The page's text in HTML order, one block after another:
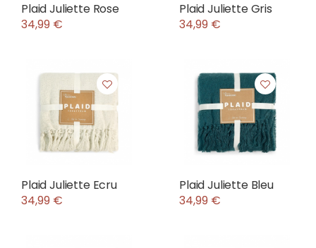
Plaid Juliette Rose
34,99 €
Plaid Juliette Gris
34,99 €
Plaid Juliette Ecru
34,99 €
Plaid Juliette Bleu
34,99 €